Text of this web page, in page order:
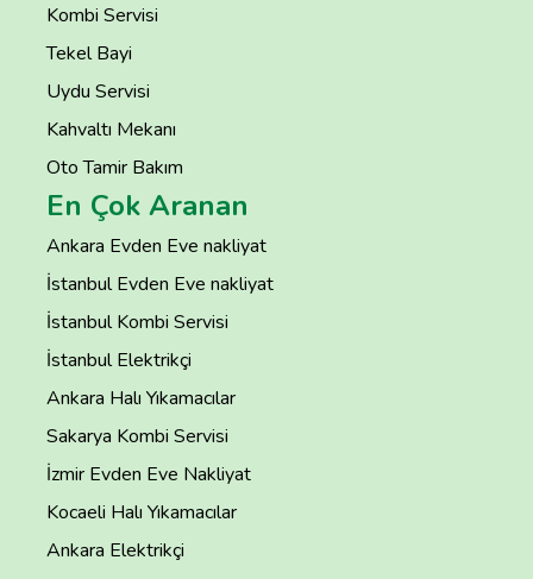
Kombi Servisi
Tekel Bayi
Uydu Servisi
Kahvaltı Mekanı
Oto Tamir Bakım
En Çok Aranan
Ankara Evden Eve nakliyat
İstanbul Evden Eve nakliyat
İstanbul Kombi Servisi
İstanbul Elektrikçi
Ankara Halı Yıkamacılar
Sakarya Kombi Servisi
İzmir Evden Eve Nakliyat
Kocaeli Halı Yıkamacılar
Ankara Elektrikçi